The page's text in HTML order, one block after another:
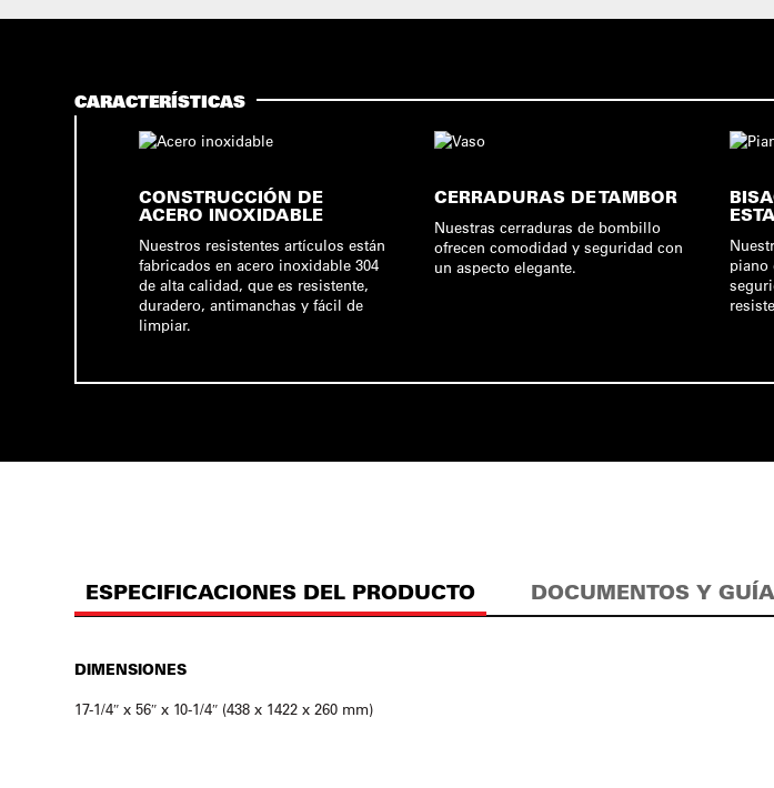
CARACTERÍSTICAS
CONSTRUCCIÓN DE
ACERO INOXIDABLE
Nuestros resistentes artículos están
fabricados en acero inoxidable 304
de alta calidad, que es resistente,
duradero, antimanchas y fácil de
limpiar.
CERRADURAS DE TAMBOR
Nuestras cerraduras de bombillo
ofrecen comodidad y seguridad con
un aspecto elegante.
piano
ESPECIFICACIONES DEL PRODUCTO DOCUMENTOS Y
DIMENSIONES
17-1/4″ x 56″ x 10-1/4″ (438 x 1422 x 260 mm)